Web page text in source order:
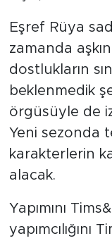
Eşref Rüya
zamanda
dostlukların
beklenmedik
örgüsüyle de
Yeni sezonda
karakterlerin
alacak.
Yapımını
yapımcılığını